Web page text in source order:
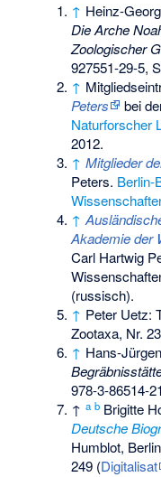
↑ Heinz-
Die Arche
Zoologischer
927551-29-5,
↑
Peters
bei
Naturforscher
2012.
↑ Mitglieder
Peters. Berlin-
↑
Akademie der
Carl Hartwig
(russisch).
↑ Peter Uetz:
Zootaxa, Nr.
↑ Hans-
978-3-86514-
↑a b Brigitte
Deutsche
Humblot,
249 (Digitalisat